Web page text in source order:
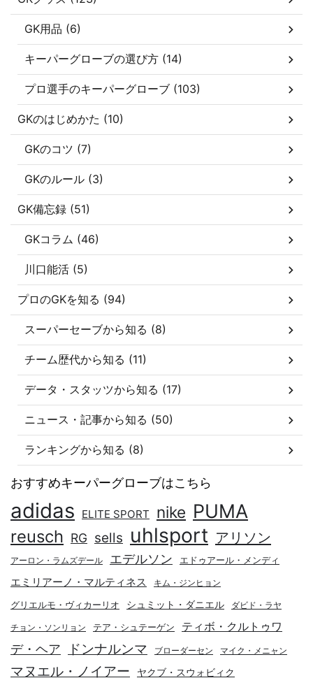
GK用品 (6)
キーパーグローブの選び方 (14)
プロ選手のキーパーグローブ (103)
GKのはじめかた (10)
GKのコツ (7)
GKのルール (3)
GK備忘録 (51)
GKコラム (46)
川口能活 (5)
プロのGKを知る (94)
スーパーセーブから知る (8)
チーム歴代から知る (11)
データ・スタッツから知る (17)
ニュース・記事から知る (50)
ランキングから知る (8)
おすすめキーパーグローブはこちら
adidas ELITE SPORT nike PUMA
reusch RG sells uhlsport アリソン
アーロン・ラムズデール エデルソン エドゥアール・メンディ
エミリアーノ・マルティネス キム・ジンヒョン
グリエルモ・ヴィカーリオ シュミット・ダニエル ダビド・ラヤ
チョン・ソンリョン テア・シュテーゲン ティボ・クルトゥワ
デ・ヘア ドンナルンマ ブローダーセン マイク・メニャン
マヌエル・ノイアー ヤクブ・スウォビィク